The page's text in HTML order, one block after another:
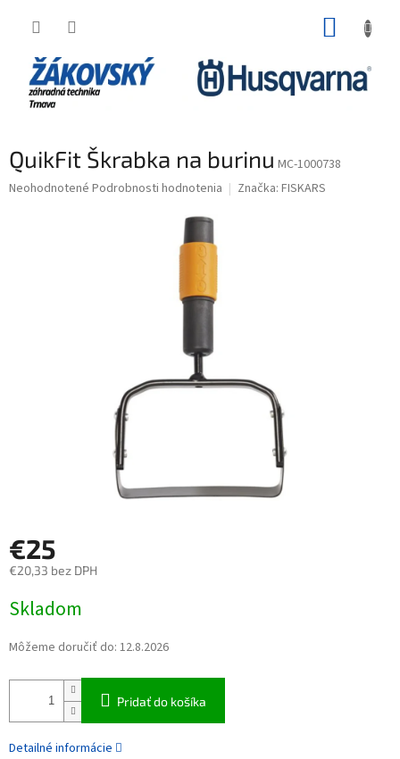
QuikFit Škrabka na burinu MC-1000738
Priemerné hodnotenie produktu je 0,0 z 5 hviezdičiek.
Neohodnotené Podrobnosti hodnotenia Značka: FISKARS
€25
€20,33 bez DPH
Skladom
Môžeme doručiť do: 12.8.2026
Pridať do košíka
Detailné informácie